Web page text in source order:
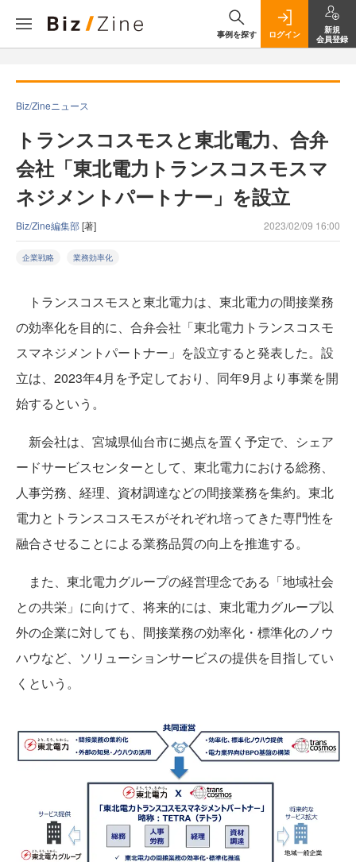
事例を探す ログイン
新規
会員登録
Biz/Zineニュース
トランスコスモスと東北電力、合弁
会社「東北電力トランスコスモスマ
ネジメントパートナー」を設立
Biz/Zine編集部[著] 2023/02/09 16:00
企業戦略 業務効率化
トランスコスモスと東北電力は、東北電力の間接業務
の効率化を目的に、合弁会社「東北電力トランスコスモ
スマネジメントパートナー」を設立すると発表した。設
立は、2023年4月を予定しており、同年9月より事業を開
始するという。
新会社は、宮城県仙台市に拠点を置く予定で、シェア
ードサービスセンターとして、東北電力における総務、
人事労務、経理、資材調達などの間接業務を集約。東北
電力とトランスコスモスがそれぞれ培ってきた専門性を
融合させることによる業務品質の向上を推進する。
また、東北電力グループの経営理念である「地域社会
との共栄」に向けて、将来的には、東北電力グループ以
外の企業に対しても、間接業務の効率化・標準化のノウ
ハウなど、ソリューションサービスの提供を目指してい
くという。